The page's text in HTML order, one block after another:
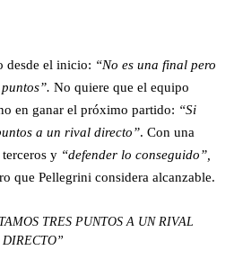
desde el inicio: “No es una final pero
No quiere que el equipo
en ganar el próximo partido: “Si
a un rival directo”. Con una
y “defender lo conseguido”,
que Pellegrini considera alcanzable.
TRES PUNTOS A UN RIVAL
DIRECTO”